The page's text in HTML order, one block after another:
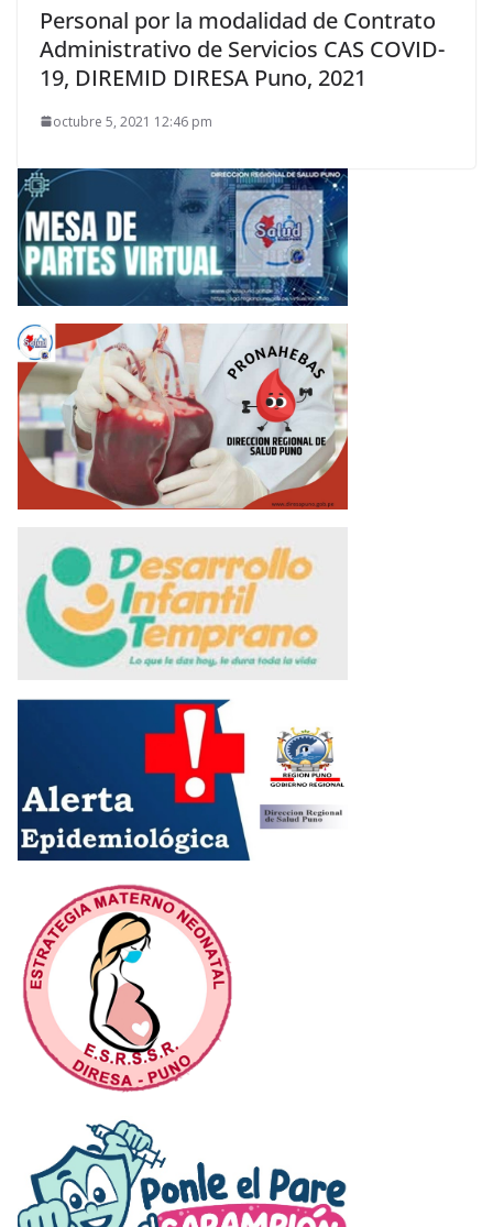
Personal por la modalidad de Contrato
Administrativo de Servicios CAS COVID-
19, DIREMID DIRESA Puno, 2021
octubre 5, 2021 12:46 pm